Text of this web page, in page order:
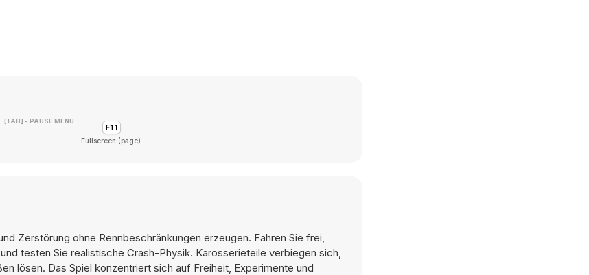
[TAB] - PAUSE MENU
Fullscreen (page)
Zerstörung ohne Rennbeschränkungen erzeugen. Fahren Sie frei,
testen Sie realistische Crash-Physik. Karosserieteile verbiegen sich,
lösen. Das Spiel konzentriert sich auf Freiheit, Experimente und